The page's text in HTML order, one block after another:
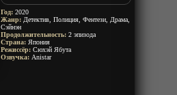
Год: 2020
Жанр: Детектив, Полиция, Фентези, Драма,
Сэйнэн
Продолжительность: 2 эпизода
Страна: Япония
Режиссёр: Сюхэй Ябута
Озвучка: Anistar